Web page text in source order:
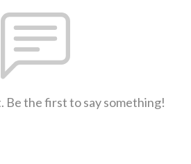
Be the first to say something!